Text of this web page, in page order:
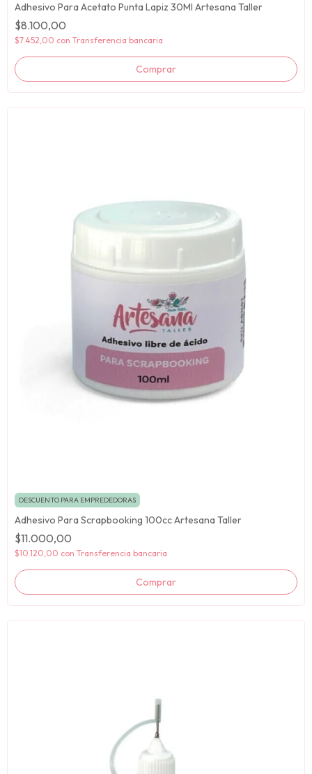
Adhesivo Para Acetato Punta Lapiz 30Ml Artesana Taller
$8.100,00
$7.452,00 con Transferencia bancaria
DESCUENTO PARA EMPREDEDORAS
Adhesivo Para Scrapbooking 100cc Artesana Taller
$11.000,00
$10.120,00 con Transferencia bancaria